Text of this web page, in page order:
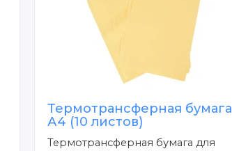
Термотрансферная бумага
А4 (10 листов)
Термотрансферная бумага для